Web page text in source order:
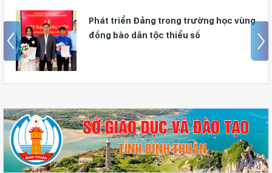
Trường THPT Phan Bội Châu - Phan
Thiết kết nạp 15 đảng viên là học sinh